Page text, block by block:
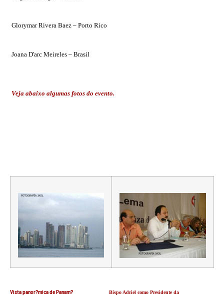
Glorymar Rivera Baez – Porto Rico
Joana D'arc Meireles – Brasil
Veja abaixo algumas fotos do evento.
Vista panor?mica de Panam? Bispo Adriel como Presidente da